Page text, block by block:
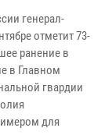
генерал-
отметит 73-
ранение в
в Главном
гвардии
для